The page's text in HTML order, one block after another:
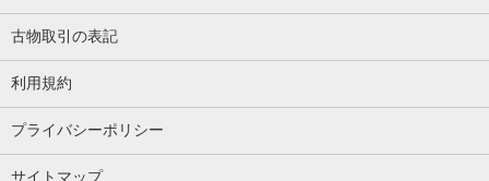
古物取引の表記
利用規約
プライバシーポリシー
サイトマップ